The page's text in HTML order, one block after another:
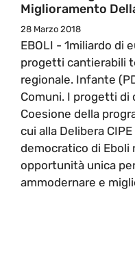
Miglioramento
28 Marzo 2018
EBOLI - 1miliardo di
progetti cantierabili
regionale. Infante
Comuni. I progetti di
Coesione della
cui alla Delibera
democratico di Eboli
opportunità unica
ammodernare e